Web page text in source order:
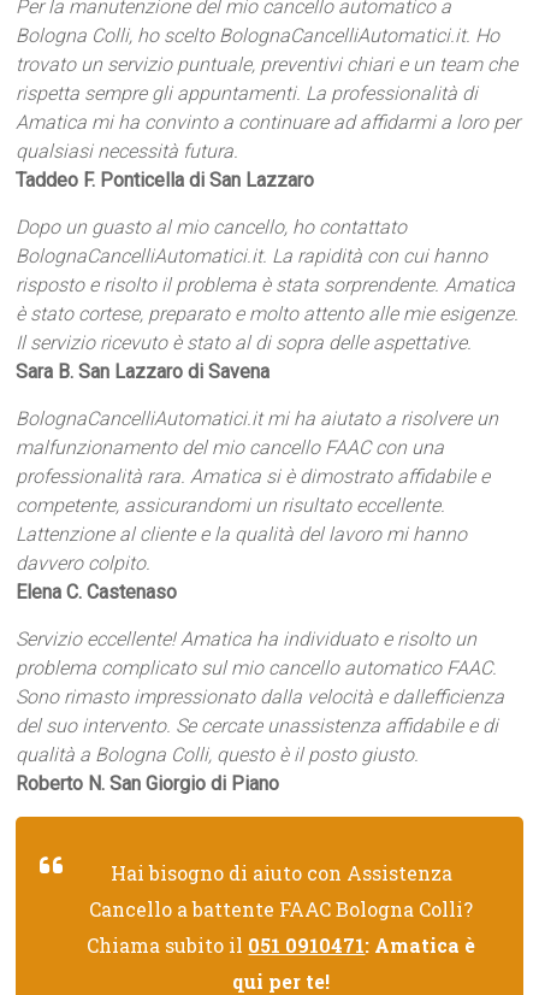
Per la manutenzione del mio cancello automatico a
Bologna Colli, ho scelto BolognaCancelliAutomatici.it. Ho
trovato un servizio puntuale, preventivi chiari e un team che
rispetta sempre gli appuntamenti. La professionalità di
Amatica mi ha convinto a continuare ad affidarmi a loro per
qualsiasi necessità futura.
Taddeo F. Ponticella di San Lazzaro
Dopo un guasto al mio cancello, ho contattato
BolognaCancelliAutomatici.it. La rapidità con cui hanno
risposto e risolto il problema è stata sorprendente. Amatica
è stato cortese, preparato e molto attento alle mie esigenze.
Il servizio ricevuto è stato al di sopra delle aspettative.
Sara B. San Lazzaro di Savena
BolognaCancelliAutomatici.it mi ha aiutato a risolvere un
malfunzionamento del mio cancello FAAC con una
professionalità rara. Amatica si è dimostrato affidabile e
competente, assicurandomi un risultato eccellente.
Lattenzione al cliente e la qualità del lavoro mi hanno
davvero colpito.
Elena C. Castenaso
Servizio eccellente! Amatica ha individuato e risolto un
problema complicato sul mio cancello automatico FAAC.
Sono rimasto impressionato dalla velocità e dallefficienza
del suo intervento. Se cercate unassistenza affidabile e di
qualità a Bologna Colli, questo è il posto giusto.
Roberto N. San Giorgio di Piano
Hai bisogno di aiuto con Assistenza
Cancello a battente FAAC Bologna Colli?
Chiama subito il 051 0910471: Amatica è
qui per te!